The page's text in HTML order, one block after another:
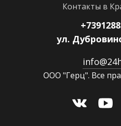
Контакты в
ул.
ООО "Герц". Все